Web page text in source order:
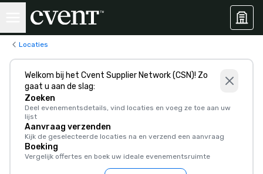
Locaties
Welkom bij het Cvent Supplier Network (CSN)! Zo
gaat u aan de slag:
Zoeken
Deel evenementsdetails, vind locaties en voeg ze toe aan uw
lijst
Aanvraag verzenden
Kijk de geselecteerde locaties na en verzend een aanvraag
Boeking
Vergelijk offertes en boek uw ideale evenementsruimte